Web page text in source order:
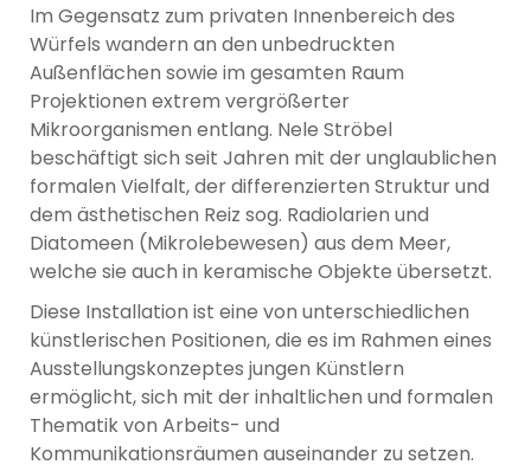
Im Gegensatz zum privaten Innenbereich des
Würfels wandern an den unbedruckten
Außenflächen sowie im gesamten Raum
Projektionen extrem vergrößerter
Mikroorganismen entlang. Nele Ströbel
beschäftigt sich seit Jahren mit der unglaublichen
formalen Vielfalt, der differenzierten Struktur und
dem ästhetischen Reiz sog. Radiolarien und
Diatomeen (Mikrolebewesen) aus dem Meer,
welche sie auch in keramische Objekte übersetzt.
Diese Installation ist eine von unterschiedlichen
künstlerischen Positionen, die es im Rahmen eines
Ausstellungskonzeptes jungen Künstlern
ermöglicht, sich mit der inhaltlichen und formalen
Thematik von Arbeits- und
Kommunikationsräumen auseinander zu setzen.